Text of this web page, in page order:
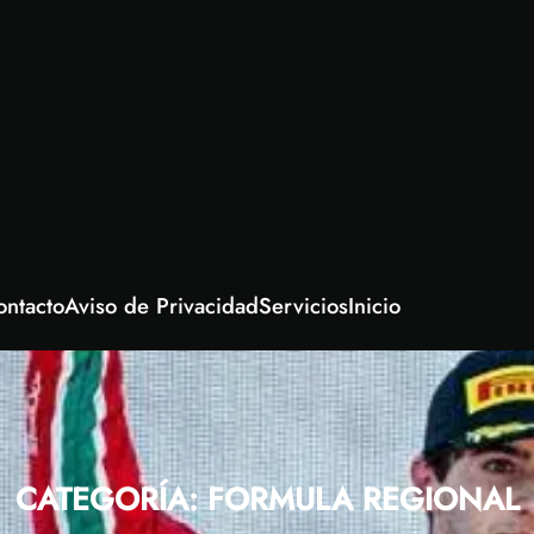
Aviso de PrivacidadServiciosInicio
CATEGORÍA:FORMULA REGIONAL